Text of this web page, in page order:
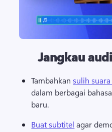
Jangkau
Tambahkan sulih suara
dalam berbagai
baru.
Buat subtitel agar